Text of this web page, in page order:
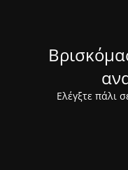
Ελέγξτε πάλι